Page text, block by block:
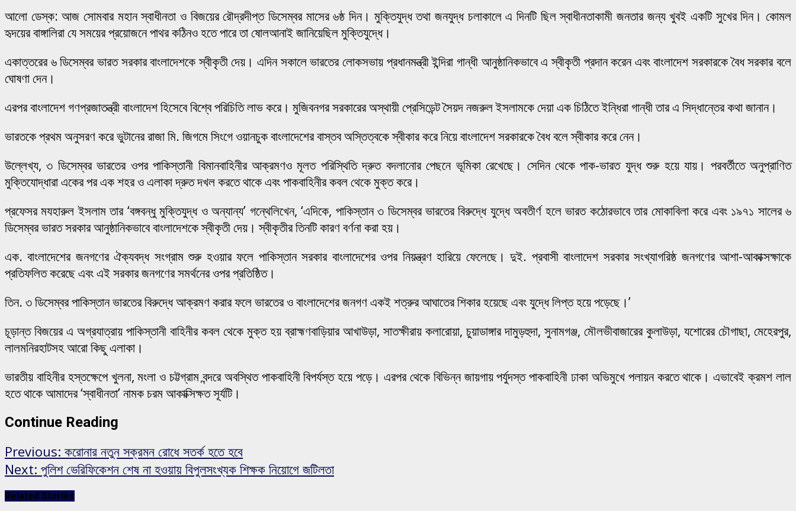
আলো ডেস্ক: আজ সোমবার মহান স্বাধীনতা ও বিজয়ের রৌদ্রদীপ্ত ডিসেম্বর মাসের ৬ষ্ঠ দিন। মুক্তিযুদ্ধ তথা জনযুদ্ধ চলাকালে এ দিনটি ছিল স্বাধীনতাকামী জনতার জন্য খুবই একটি সুখের দিন। কোমল
হৃদয়ের বাঙ্গালিরা যে সময়ের প্রয়োজনে পাথর কঠিনও হতে পারে তা ষোলআনাই জানিয়েছিল মুক্তিযুদ্ধে।
একাত্তরের ৬ ডিসেম্বর ভারত সরকার বাংলাদেশকে স্বীকৃতী দেয়। এদিন সকালে ভারতের লোকসভায় প্রধানমন্ত্রী ইন্দিরা গান্ধী আনুষ্ঠানিকভাবে এ স্বীকৃতী প্রদান করেন এবং বাংলাদেশ সরকারকে বৈধ সরকার বলে
ঘোষণা দেন।
এরপর বাংলাদেশ গণপ্রজাতন্ত্রী বাংলাদেশ হিসেবে বিশ্বে পরিচিতি লাভ করে। মুজিবনগর সরকারের অস্থায়ী প্রেসিডেন্ট সৈয়দ নজরুল ইসলামকে দেয়া এক চিঠিতে ইন্ধিরা গান্ধী তার এ সিদ্ধান্তের কথা জানান।
ভারতকে প্রথম অনুসরণ করে ভুটানের রাজা মি. জিগমে সিংগে ওয়ানচুক বাংলাদেশের বাস্তব অস্তিত্বকে স্বীকার করে নিয়ে বাংলাদেশ সরকারকে বৈধ বলে স্বীকার করে নেন।
উল্লেখ্য, ৩ ডিসেম্বর ভারতের ওপর পাকিস্তানী বিমানবাহিনীর আক্রমণও মূলত পরিস্থিতি দ্রুত বদলানোর পেছনে ভূমিকা রেখেছে। সেদিন থেকে পাক-ভারত যুদ্ধ শুরু হয়ে যায়। পরবর্তীতে অনুপ্রাণিত
মুক্তিযোদ্ধারা একের পর এক শহর ও এলাকা দ্রুত দখল করতে থাকে এবং পাকবাহিনীর কবল থেকে মুক্ত করে।
প্রফেসর মযহারুল ইসলাম তার ‘বঙ্গবন্ধু মুক্তিযুদ্ধ ও অন্যান্য’ গন্থেলিখেন, ‘এদিকে, পাকিস্তান ৩ ডিসেম্বর ভারতের বিরুদ্ধে যুদ্ধে অবতীর্ণ হলে ভারত কঠোরভাবে তার মোকাবিলা করে এবং ১৯৭১ সালের ৬
ডিসেম্বর ভারত সরকার আনুষ্ঠানিকভাবে বাংলাদেশকে স্বীকৃতী দেয়। স্বীকৃতীর তিনটি কারণ বর্ণনা করা হয়।
এক. বাংলাদেশের জনগণের ঐক্যবদ্ধ সংগ্রাম শুরু হওয়ার ফলে পাকিস্তান সরকার বাংলাদেশের ওপর নিয়ন্ত্রণ হারিয়ে ফেলেছে। দুই. প্রবাসী বাংলাদেশ সরকার সংখ্যাগরিষ্ঠ জনগণের আশা-আকাক্সক্ষাকে
প্রতিফলিত করেছে এবং এই সরকার জনগণের সমর্থনের ওপর প্রতিষ্ঠিত।
তিন. ৩ ডিসেম্বর পাকিস্তান ভারতের বিরুদ্ধে আক্রমণ করার ফলে ভারতের ও বাংলাদেশের জনগণ একই শত্রুর আঘাতের শিকার হয়েছে এবং যুদ্ধে লিপ্ত হয়ে পড়েছে।’
চূড়ান্ত বিজয়ের এ অগ্রযাত্রায় পাকিস্তানী বাহিনীর কবল থেকে মুক্ত হয় ব্রাহ্মণবাড়িয়ার আখাউড়া, সাতক্ষীরায় কলারোয়া, চুয়াডাঙ্গার দামুড়হুদা, সুনামগঞ্জ, মৌলভীবাজারের কুলাউড়া, যশোরের চৌগাছা, মেহেরপুর,
লালমনিরহাটসহ আরো কিছু এলাকা।
ভারতীয় বাহিনীর হস্তক্ষেপে খুলনা, মংলা ও চট্টগ্রাম বন্দরে অবস্থিত পাকবাহিনী বিপর্যস্ত হয়ে পড়ে। এরপর থেকে বিভিন্ন জায়গায় পর্যুদস্ত পাকবাহিনী ঢাকা অভিমুখে পলায়ন করতে থাকে। এভাবেই ক্রমশ লাল
হতে থাকে আমাদের ‘স্বাধীনতা’ নামক চরম আকাক্সিক্ষত সূর্যটি।
Continue Reading
Previous: করোনার নতুন সক্রমন রোধে সতর্ক হতে হবে
Next: পুলিশ ভেরিফিকেশন শেষ না হওয়ায় বিপুলসংখ্যক শিক্ষক নিয়োগে জটিলতা
Related Stories